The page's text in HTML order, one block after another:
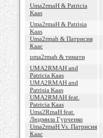
Uma2rmaH & Patricia
Kaas
Uma2rmaH & Patrisia
Kaas
Uma2rmah & Патрисия
Каас
uma2rmah & тимати
UMA2RMAH and
Patricia Kaas
UMA2RMAH and
Patrisia Kaas
UMA2RMAH feat.
Patricia Kaas
Uma2RmaH feat.
Людмила Гурченко
Uma2rmaH Vs. Патрисия
Каас